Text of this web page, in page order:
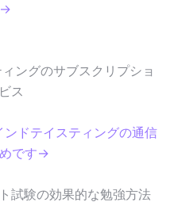
ングのサブスクリプショ
ス
ドテイスティングの通信
です→
試験の効果的な勉強方法